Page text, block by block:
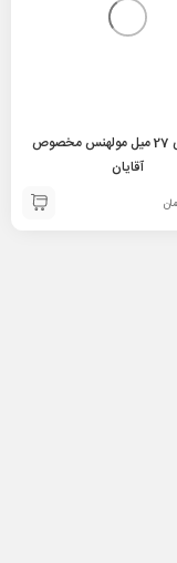
عطر جیبی 27 میل مولهنس مخصوص
آقایان